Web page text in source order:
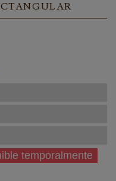
temporalmente